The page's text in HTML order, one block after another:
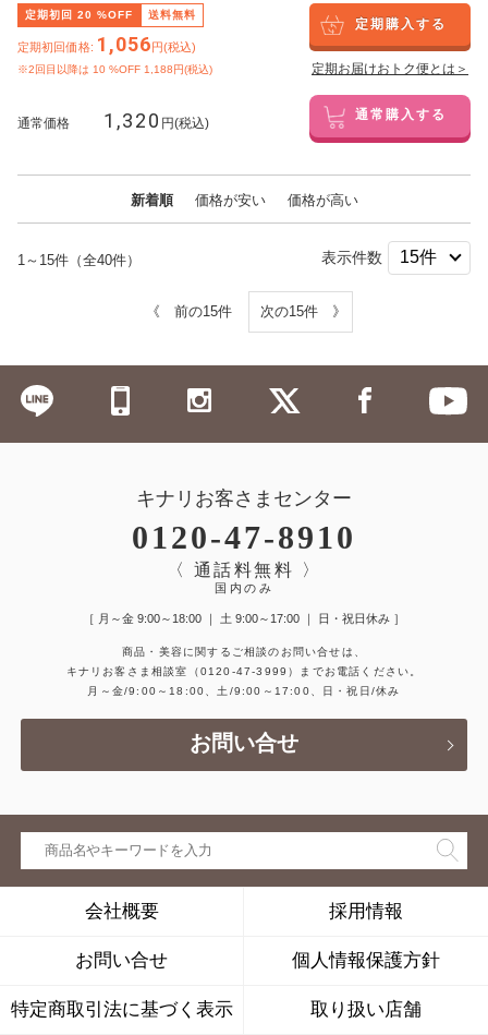
定期初回 20 %OFF 送料無料
定期初回価格: 1,056円(税込)
※2回目以降は 10 %OFF 1,188円(税込)
定期購入する
定期お届けおトク便とは＞
通常価格 1,320 円(税込) 通常購入する
新着順 価格が安い 価格が高い
1～15件（全40件） 表示件数
《 前の15件 次の15件 》
キナリお客さまセンター
0120-47-8910
〈 通話料無料 〉
国内のみ
［ 月～金 9:00～18:00 ｜ 土 9:00～17:00 ｜ 日・祝日休み ］
商品・美容に関するご相談のお問い合せは、
キナリお客さま相談室
（0120-47-3999）
までお電話ください。
月～金/9:00～18:00、土/9:00～17:00、日・祝日/休み
お問い合せ
会社概要 採用情報
お問い合せ 個人情報保護方針
特定商取引法に基づく表示 取り扱い店舗